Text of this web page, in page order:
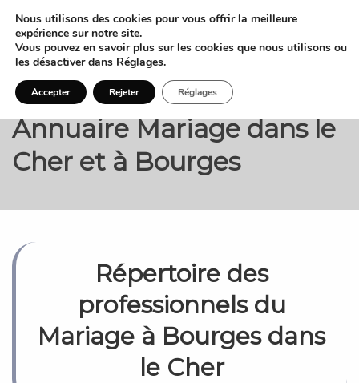
Annuaire Mariage dans le
Cher et à Bourges
Répertoire des
professionnels du
Mariage à Bourges dans
le Cher
Nous utilisons des cookies pour vous offrir la meilleure
expérience sur notre site.
Vous pouvez en savoir plus sur les cookies que nous utilisons ou
les désactiver dans Réglages.
Accepter Rejeter Réglages